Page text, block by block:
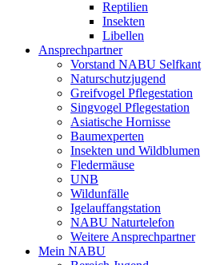
Reptilien
Insekten
Libellen
Ansprechpartner
Vorstand NABU Selfkant
Naturschutzjugend
Greifvogel Pflegestation
Singvogel Pflegestation
Asiatische Hornisse
Baumexperten
Insekten und Wildblumen
Fledermäuse
UNB
Wildunfälle
Igelauffangstation
NABU Naturtelefon
Weitere Ansprechpartner
Mein NABU